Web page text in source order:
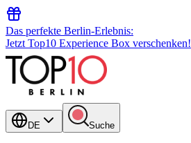
Das perfekte Berlin-Erlebnis:
Jetzt Top10 Experience Box verschenken!
DE Suche